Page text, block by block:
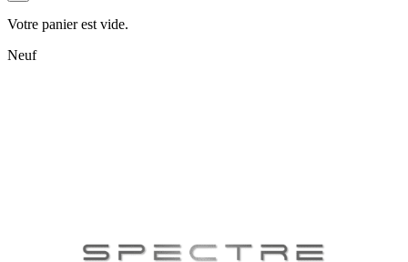
Votre panier est vide.
Neuf